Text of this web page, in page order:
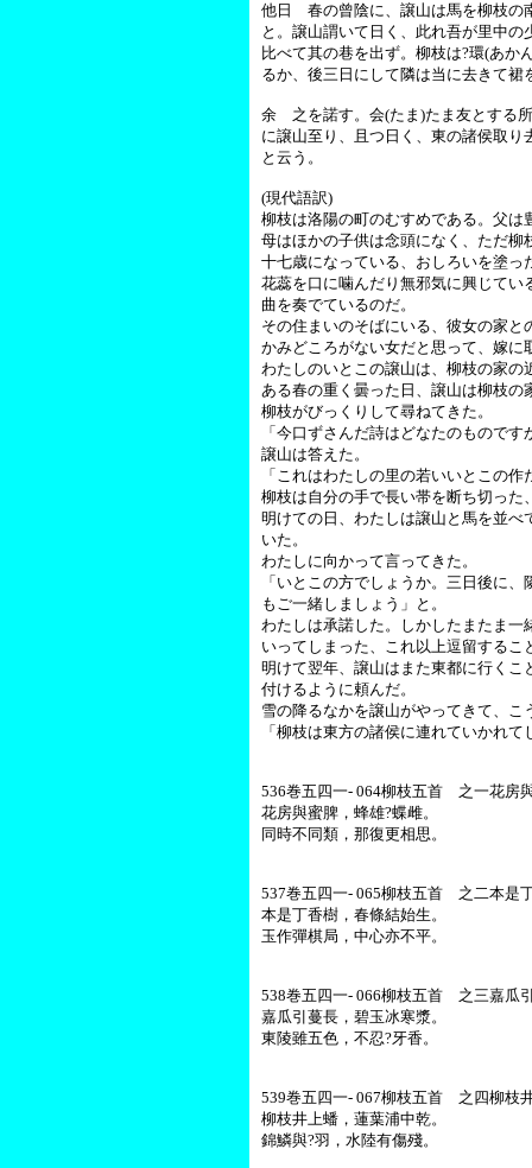
他日 春の曾陰に、譲山は馬を柳枝の
と。譲山謂いて日く、此れ吾が里中
比べて其の巷を出ず。柳枝は?環(あ
るか、後三日にして隣は当に去きて
余 之を諾す。会(たま)たま友とする
に譲山至り、且つ日く、東の諸侯取
と云う。
(現代語訳)
柳枝は洛陽の町のむすめである。父
母はほかの子供は念頭になく、ただ柳
十七歳になっている、おしろいを塗
花蕊を口に噛んだり無邪気に興じて
曲を奏でているのだ。
その住まいのそばにいる、彼女の家
かみどころがない女だと思って、嫁
わたしのいとこの譲山は、柳枝の家の
ある春の重く曇った日、譲山は柳枝
柳枝がびっくりして尋ねてきた。
「今口ずさんだ詩はどなたのもので
譲山は答えた。
「これはわたしの里の若いいとこの作
柳枝は自分の手で長い帯を断ち切っ
明けての日、わたしは譲山と馬を並
いた。
わたしに向かって言ってきた。
「いとこの方でしょうか。三日後に
もご一緒しましょう」と。
わたしは承諾した。しかしたまたま
いってしまった、これ以上逗留する
明けて翌年、譲山はまた東都に行く
付けるように頼んだ。
雪の降るなかを譲山がやってきて、こ
「柳枝は東方の諸侯に連れていかれて
536巻五四一- 064柳枝五首 之一花房
花房與蜜脾，蜂雄?蝶雌。
同時不同類，那復更相思。
537巻五四一- 065柳枝五首 之二本是
本是丁香樹，春條結始生。
玉作彈棋局，中心亦不平。
538巻五四一- 066柳枝五首 之三嘉
嘉瓜引蔓長，碧玉冰寒漿。
東陵雖五色，不忍?牙香。
539巻五四一- 067柳枝五首 之四柳枝
柳枝井上蟠，蓮葉浦中乾。
錦鱗與?羽，水陸有傷殘。